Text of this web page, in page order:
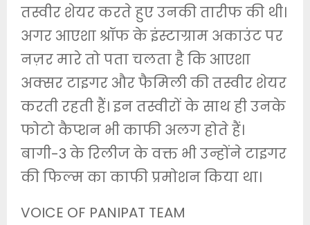
तस्वीर शेयर करते हुए उनकी तारीफ की थी।
अगर आएशा श्रॉफ के इंस्टाग्राम अकाउंट पर
नज़र मारे तो पता चलता है कि आएशा
अक्सर टाइगर और फैमिली की तस्वीर शेयर
करती रहती हैं। इन तस्वीरों के साथ ही उनके
फोटो कैप्शन भी काफी अलग होते हैं।
बागी-3 के रिलीज के वक्त भी उन्होंने टाइगर
की फिल्म का काफी प्रमोशन किया था।
VOICE OF PANIPAT TEAM